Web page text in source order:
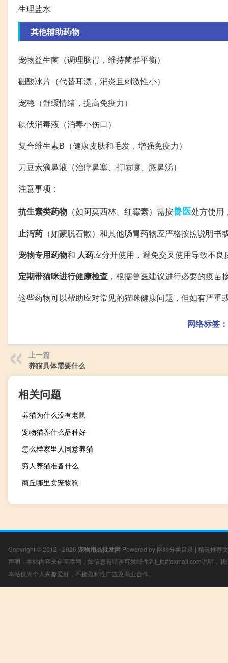
生理盐水
其他辅助药物
宠物益生菌（调理肠胃，维持菌群平衡）
硼酸冰片（代替耳漂，消炎且刺激性小）
宠稳（舒缓情绪，提高免疫力）
碘伏消毒液（消毒小伤口）
复合维生素B（健康皮肤和毛发，增强免疫力）
刀豆素滴鼻液（治疗鼻塞、打喷嚏、脓鼻涕）
注意事项：
抗生素类药物 （如阿莫西林、红霉素）需按兽医处方使用
止泻药 （如蒙脱石散）和其他肠胃药物应严格按照说明书
宠物专用药物和 人药应分开使用，避免交叉使用导致不良
定期带猫咪进行健康检查 ，根据兽医建议进行必要的疫苗
这些药物可以帮助应对常见的猫咪健康问题，但如有严重
网络标签：
上一篇
养猫具体需要什么
相关问题
养猫为什么没有老鼠
宠物猫养什么品种好
怎么样家里人同意养猫
穷人养猫准备什么
商丘哪里卖宠物狗
Copyright © 2012 - 2026 宠物用品批发网 Powered by 网站分类目录 | 精选推荐
声明：本站内容来自互联网，如信息有错误可发邮件到f_fb#foxmail.com说明，
本站仅为个人兴趣爱好，不接盈利性广告及商业合作